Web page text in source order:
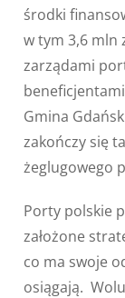
środki
w tym 3,6 mln
zarządami
beneficjentami
Gmina
zakończy się
żeglugowego
Porty polskie
założone
co ma swoje
osiągają.